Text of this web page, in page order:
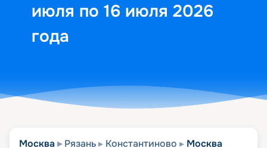
июля по 16 июля 2026
года
Москва Рязань Константиново Москва